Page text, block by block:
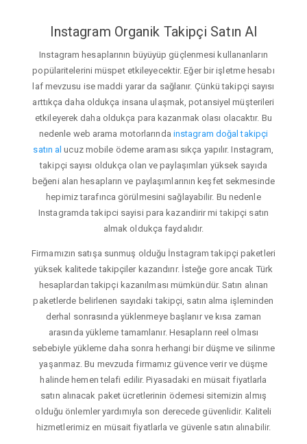
Instagram Organik Takipçi Satın Al
Instagram hesaplarının büyüyüp güçlenmesi kullananların
popülaritelerini müspet etkileyecektir. Eğer bir işletme hesabı
laf mevzusu ise maddi yarar da sağlanır. Çünkü takipçi sayısı
arttıkça daha oldukça insana ulaşmak, potansiyel müşterileri
etkileyerek daha oldukça para kazanmak olası olacaktır. Bu
nedenle web arama motorlarında instagram doğal takipçi
satın al ucuz mobile ödeme araması sıkça yapılır. Instagram,
takipçi sayısı oldukça olan ve paylaşımları yüksek sayıda
beğeni alan hesapların ve paylaşımlarının keşfet sekmesinde
hepimiz tarafınca görülmesini sağlayabilir. Bu nedenle
Instagramda takipci sayisi para kazandirir mi takipçi satın
almak oldukça faydalıdır.
Firmamızın satışa sunmuş olduğu İnstagram takipçi paketleri
yüksek kalitede takipçiler kazandırır. İsteğe gore ancak Türk
hesaplardan takipçi kazanılması mümkündür. Satın alınan
paketlerde belirlenen sayıdaki takipçi, satın alma işleminden
derhal sonrasında yüklenmeye başlanır ve kısa zaman
arasında yükleme tamamlanır. Hesapların reel olması
sebebiyle yükleme daha sonra herhangi bir düşme ve silinme
yaşanmaz. Bu mevzuda firmamız güvence verir ve düşme
halinde hemen telafi edilir. Piyasadaki en müsait fiyatlarla
satın alınacak paket ücretlerinin ödemesi sitemizin almış
olduğu önlemler yardımıyla son derecede güvenlidir. Kaliteli
hizmetlerimiz en müsait fiyatlarla ve güvenle satın alınabilir.